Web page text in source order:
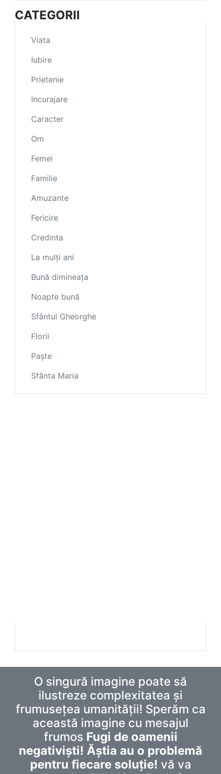
CATEGORII
Viata
Iubire
Prietenie
Incurajare
Caracter
Om
Femei
Familie
Amuzante
Fericire
Credinta
La mulți ani
Bună dimineața
Noapte bună
Sfântul Gheorghe
Florii
Paște
Sfânta Maria
O singură imagine poate să
ilustreze complexitatea și
frumusețea umanității! Sperăm ca
această imagine cu mesajul
frumos Fugi de oamenii
negativiști! Ăștia au o problemă
pentru fiecare soluție! vă va